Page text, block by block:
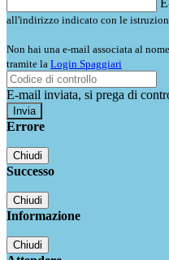
all'indirizzo indicato con le
Non hai una e-mail associata al
tramite la Login Spaggiari
E-mail inviata, si prega di
Errore
Chiudi
Successo
Chiudi
Informazione
Chiudi